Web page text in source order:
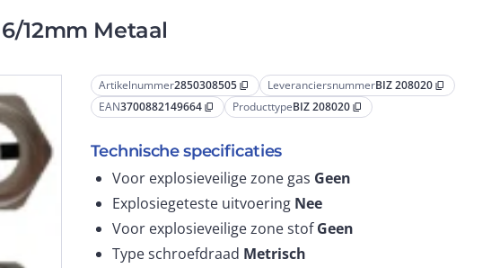
12mm Metaal
Artikelnummer2850308505 content_copy LeveranciersnummerBIZ 208020 content_copy
EAN3700882149664 content_copy ProducttypeBIZ 208020 content_copy
Technische specificaties
Voor explosieveilige zone gas Geen
Explosiegeteste uitvoering Nee
Voor explosieveilige zone stofGeen
Type schroefdraad Metrisch